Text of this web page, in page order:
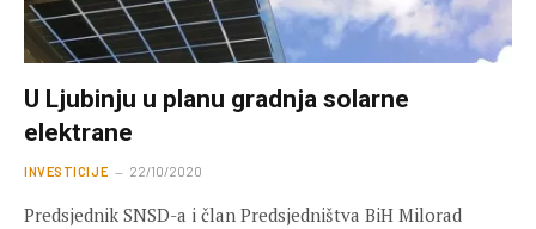
U Ljubinju u planu gradnja solarne
elektrane
INVESTICIJE 22/10/2020
Predsjednik SNSD-a i član Predsjedništva BiH Milorad